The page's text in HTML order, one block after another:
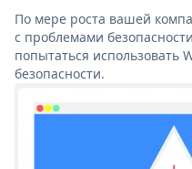
По мере роста вашей
с проблемами
попытаться использовать
безопасности.